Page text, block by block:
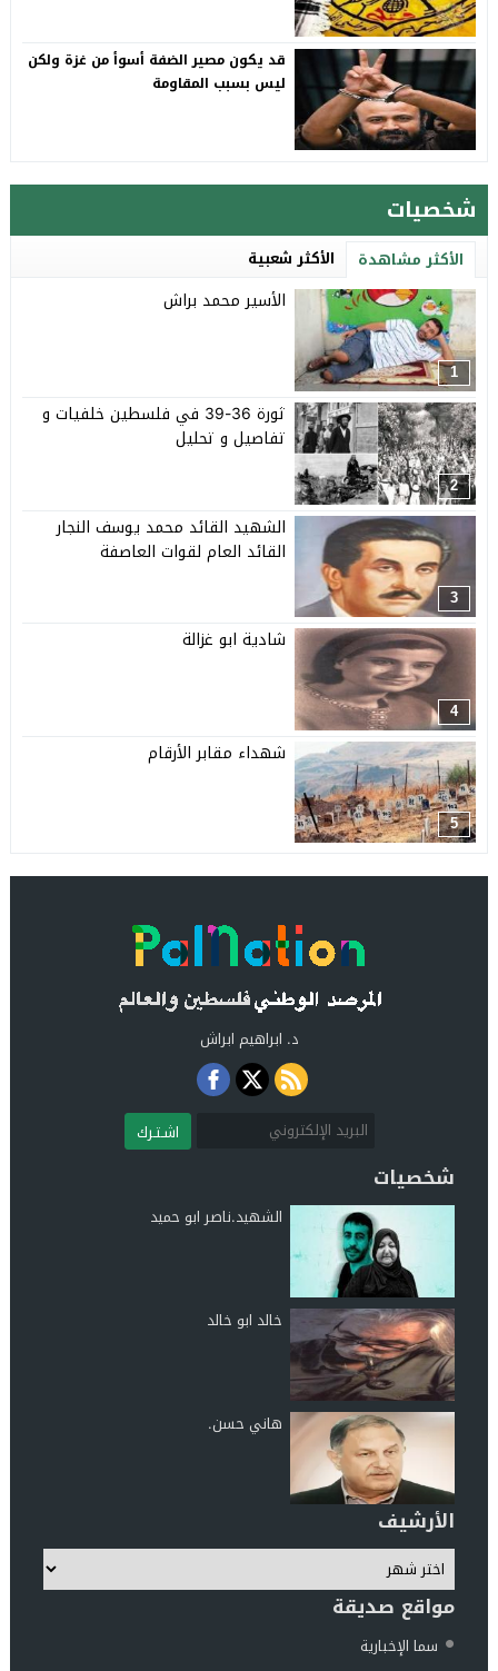
قد يكون مصير الضفة أسوأ من غزة ولكن
ليس بسبب المقاومة
شخصيات
الأكثر مشاهدة الأكثر شعبية
1
الأسير محمد براش
2
ثورة 36-39 في فلسطين خلفيات و
تفاصيل و تحليل
3
الشهيد القائد محمد يوسف النجار
القائد العام لقوات العاصفة
4
شادية ابو غزالة
5
شهداء مقابر الأرقام
د. ابراهيم ابراش
اشـتـرك
شخصيات
الشهيد.ناصر ابو حميد
خالد ابو خالد
هاني حسن.
الأرشيف
مواقع صديقة
سما الإخبارية